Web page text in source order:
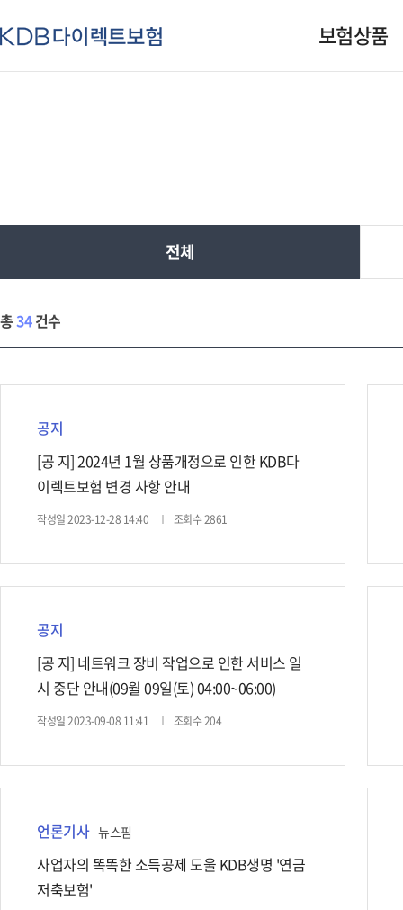
KDB
요
뉴
보험상품
전체
지
사
항
총34건수
공지
[공 지] 2024년 1월 상품개정으로 인한 KDB다
이렉트보험 변경 사항 안내
작성일 2023-12-28 14:40 조회수 2861
공지
[공 지] 네트워크 장비 작업으로 인한 서비스 일
시 중단 안내(09월 09일(토) 04:00~06:00)
작성일 2023-09-08 11:41 조회수 204
언론기사 뉴스핌
사업자의 똑똑한 소득공제 도울 KDB생명 '연금
저축보험'